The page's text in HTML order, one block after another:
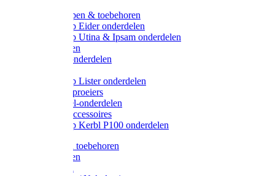
Weidepompen & toebehoren
Weidepomp Eider onderdelen
Weidepomp Utina & Ipsam onderdelen
Drinkbakken
Drinkbak onderdelen
Weidepomp Lister onderdelen
Nippels / Sproeiers
Drinknippel-onderdelen
Drinkbak accessoires
Weidepomp Kerbl P100 onderdelen
Oormerken toebehoren
Enkelbanden